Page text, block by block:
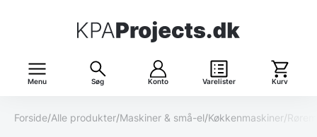
Menu Søg Konto Varelister Kurv
Forside/Alle produkter/Maskiner & små-el/Køkkenmaskiner/